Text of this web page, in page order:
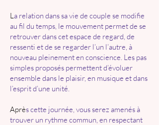
La relation dans sa vie de couple se modifie
au fil du temps, le mouvement permet de se
retrouver dans cet espace de regard, de
ressenti et de se regarder l’un l’autre, à
nouveau pleinement en conscience. Les pas
simples proposés permettent d’évoluer
ensemble dans le plaisir, en musique et dans
l’esprit d’une unité.
Après cette journée, vous serez amenés à
trouver un rythme commun, en respectant